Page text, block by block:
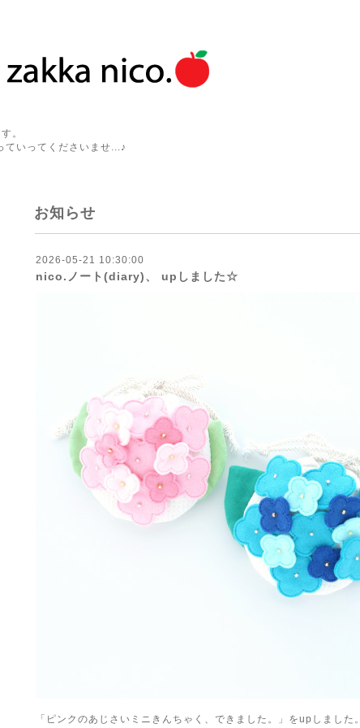
。
いってくださいませ...♪
お知らせ
2026-05-21 10:30:00
nico.ノート(diary)、 upしました☆
「ピンクのあじさいミニきんちゃく、できました。」をupしました。